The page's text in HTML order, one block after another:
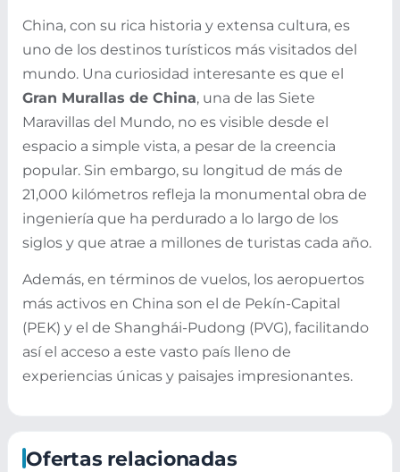
China, con su rica historia y extensa cultura, es
uno de los destinos turísticos más visitados del
mundo. Una curiosidad interesante es que el
Gran Murallas de China, una de las Siete
Maravillas del Mundo, no es visible desde el
espacio a simple vista, a pesar de la creencia
popular. Sin embargo, su longitud de más de
21,000 kilómetros refleja la monumental obra de
ingeniería que ha perdurado a lo largo de los
siglos y que atrae a millones de turistas cada año.
Además, en términos de vuelos, los aeropuertos
más activos en China son el de Pekín-Capital
(PEK) y el de Shanghái-Pudong (PVG), facilitando
así el acceso a este vasto país lleno de
experiencias únicas y paisajes impresionantes.
Ofertas relacionadas